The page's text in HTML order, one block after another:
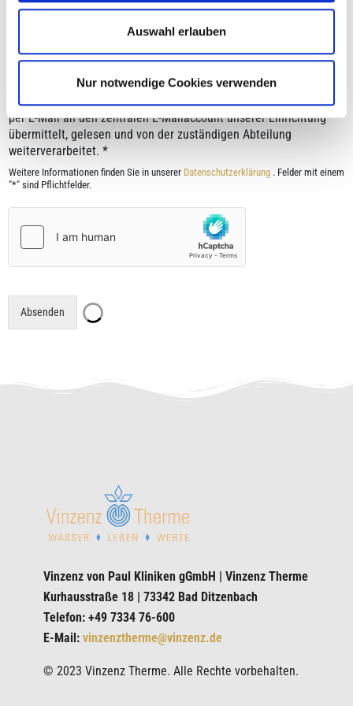
Auswahl erlauben
Nur notwendige Cookies verwenden
*
Die in diesem Kontaktformular eingegebenen Daten werden
per E-Mail an den zentralen E-Mailaccount unserer Einrichtung
übermittelt, gelesen und von der zuständigen Abteilung
weiterverarbeitet. *
Weitere Informationen finden Sie in unserer Datenschutzerklärung . Felder mit einem
"*" sind Pflichtfelder.
Absenden
Vinzenz von Paul Kliniken gGmbH | Vinzenz Therme
Kurhausstraße 18 | 73342 Bad Ditzenbach
Telefon: +49 7334 76-600
E-Mail: vinzenztherme@vinzenz.de
© 2023 Vinzenz Therme. Alle Rechte vorbehalten.